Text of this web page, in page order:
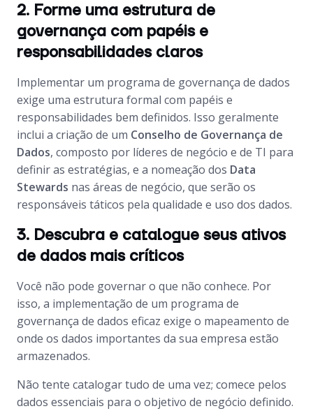
2. Forme uma estrutura de
governança com papéis e
responsabilidades claros
Implementar um programa de governança de dados
exige uma estrutura formal com papéis e
responsabilidades bem definidos. Isso geralmente
inclui a criação de um Conselho de Governança de
Dados, composto por líderes de negócio e de TI para
definir as estratégias, e a nomeação dos Data
Stewards nas áreas de negócio, que serão os
responsáveis táticos pela qualidade e uso dos dados.
3. Descubra e catalogue seus ativos
de dados mais críticos
Você não pode governar o que não conhece. Por
isso, a implementação de um programa de
governança de dados eficaz exige o mapeamento de
onde os dados importantes da sua empresa estão
armazenados.
Não tente catalogar tudo de uma vez; comece pelos
dados essenciais para o objetivo de negócio definido.